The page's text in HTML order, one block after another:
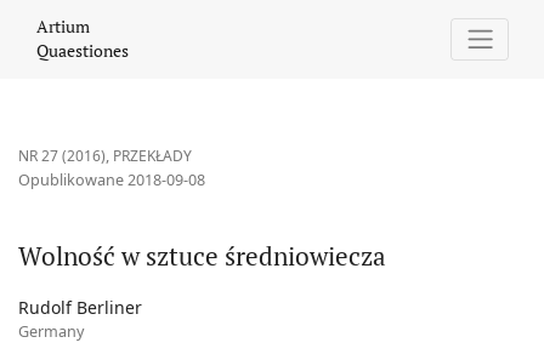
Artium
Quaestiones
NR 27 (2016), PRZEKŁADY
Wolność w sztuce średniowiecza
Opublikowane 2018-09-08
Rudolf Berliner
Germany